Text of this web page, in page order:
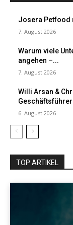
Josera Petfood
7. August 2026
Warum viele
angehen –...
7. August 2026
Willi Arsan &
Geschäftsführer
6. August 2026
TOP ARTIKEL